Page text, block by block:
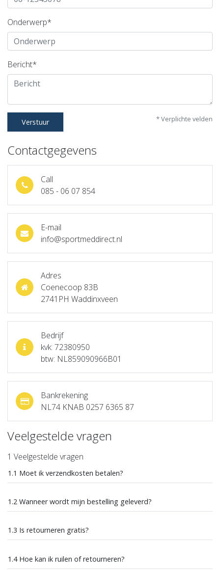
Onderwerp*
Bericht*
Verstuur * Verplichte velden
Contactgegevens
Call
085 - 06 07 854
E-mail
info@sportmeddirect.nl
Adres
Coenecoop 83B
2741PH Waddinxveen
Bedrijf
kvk: 72380950
btw: NL859090966B01
Bankrekening
NL74 KNAB 0257 6365 87
Veelgestelde vragen
1 Veelgestelde vragen
1.1 Moet ik verzendkosten betalen?
1.2 Wanneer wordt mijn bestelling geleverd?
1.3 Is retourneren gratis?
1.4 Hoe kan ik ruilen of retourneren?